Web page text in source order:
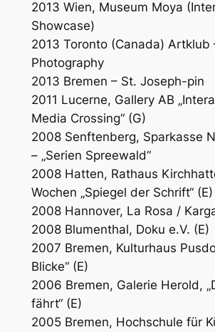
2013 Wien, Museum Moya
Showcase)
2013 Toronto (Canada) Artklub
Photography
2013 Bremen – St. Joseph-pin
2011 Lucerne, Gallery AB
Media Crossing“ (G)
2008 Senftenberg, Sparkasse
– „Serien Spreewald“
2008 Hatten, Rathaus
Wochen „Spiegel der Schrift“ (E)
2008 Hannover, La Rosa /
2008 Blumenthal, Doku e.V. (E)
2007 Bremen, Kulturhaus
Blicke“ (E)
2006 Bremen, Galerie Herold,
fährt“ (E)
2005 Bremen, Hochschule für